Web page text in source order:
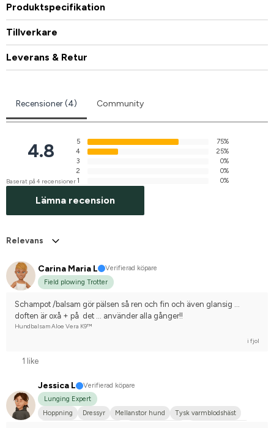
Produktspecifikation
Tillverkare
Leverans & Retur
Recensioner (4) Community
4.8
Baserat på 4 recensioner
5
75%
4
25%
3
0%
2
0%
1
0%
Lämna recension
Relevans
Carina Maria L
Verifierad köpare
Field plowing Trotter
Schampot /balsam gör pälsen så ren och fin och även glansig …
doften är oxå + på  det … använder alla gånger!!
Hundbalsam Aloe Vera K9™
i fjol
1 like
Jessica L
Verifierad köpare
Lunging Expert
Hoppning
Dressyr Mellanstor hund
Tysk varmblodshäst